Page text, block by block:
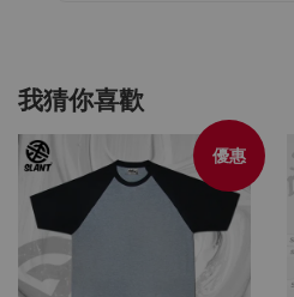
我猜你喜歡
優惠